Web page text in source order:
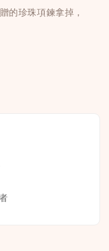
的珍珠項鍊拿掉，